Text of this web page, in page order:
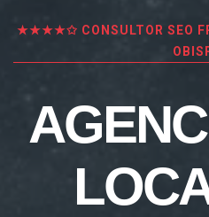
★★★★✩ CONSULTOR SEO